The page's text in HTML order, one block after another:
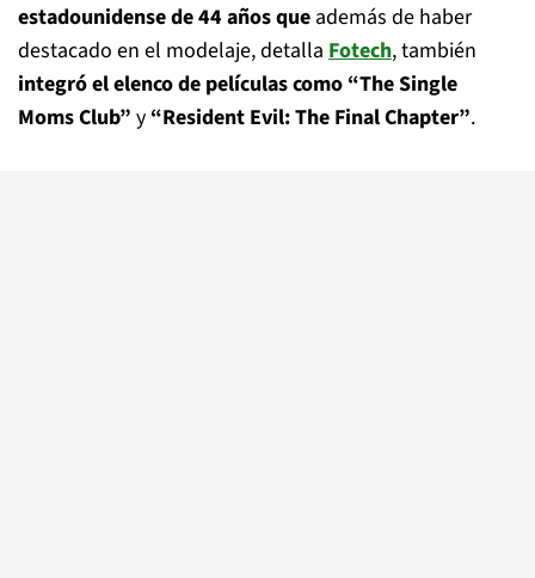
estadounidense de 44 años que además de haber
destacado en el modelaje, detalla Fotech, también
integró el elenco de películas como “The Single
Moms Club” y “Resident Evil: The Final Chapter”.